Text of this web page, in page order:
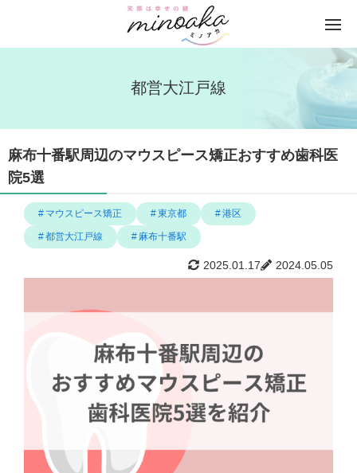
都営大江戸線
麻布十番駅周辺のマウスピース矯正おすすめ歯科医
院5選
マウスピース矯正 東京都 港区
都営大江戸線 麻布十番駅
2024.05.05
2025.01.17